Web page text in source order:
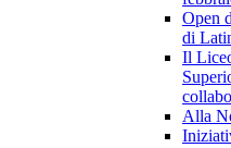
Open
di
Il
Alla